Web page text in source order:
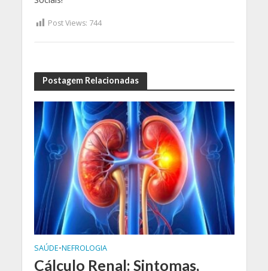
Post Views: 744
Postagem Relacionadas
SAÚDE•NEFROLOGIA
Cálculo Renal: Sintomas,